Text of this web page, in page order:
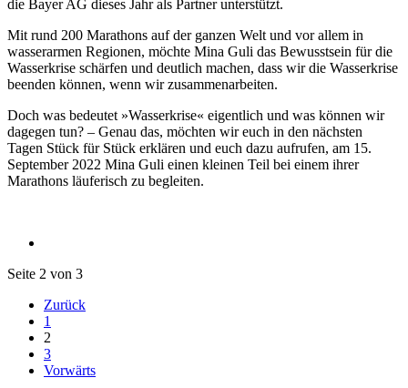
die Bayer AG dieses Jahr als Partner unterstützt.
Mit rund 200 Marathons auf der ganzen Welt und vor allem in
wasserarmen Regionen, möchte Mina Guli das Bewusstsein für die
Wasserkrise schärfen und deutlich machen, dass wir die Wasserkrise
beenden können, wenn wir zusammenarbeiten.
Doch was bedeutet »Wasserkrise« eigentlich und was können wir
dagegen tun? – Genau das, möchten wir euch in den nächsten
Tagen Stück für Stück erklären und euch dazu aufrufen, am 15.
September 2022 Mina Guli einen kleinen Teil bei einem ihrer
Marathons läuferisch zu begleiten.
Seite 2 von 3
Zurück
1
2
3
Vorwärts